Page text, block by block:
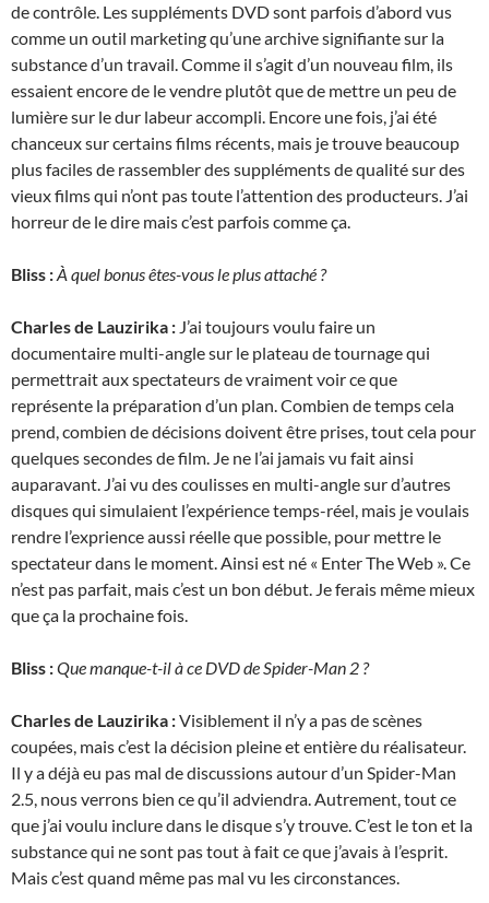
de contrôle. Les suppléments DVD sont parfois d’abord vus
comme un outil marketing qu’une archive signifiante sur la
substance d’un travail. Comme il s’agit d’un nouveau film, ils
essaient encore de le vendre plutôt que de mettre un peu de
lumière sur le dur labeur accompli. Encore une fois, j’ai été
chanceux sur certains films récents, mais je trouve beaucoup
plus faciles de rassembler des suppléments de qualité sur des
vieux films qui n’ont pas toute l’attention des producteurs. J’ai
horreur de le dire mais c’est parfois comme ça.
Bliss :À quel bonus êtes-vous le plus attaché ?
Charles de Lauzirika : J’ai toujours voulu faire un
documentaire multi-angle sur le plateau de tournage qui
permettrait aux spectateurs de vraiment voir ce que
représente la préparation d’un plan. Combien de temps cela
prend, combien de décisions doivent être prises, tout cela pour
quelques secondes de film. Je ne l’ai jamais vu fait ainsi
auparavant. J’ai vu des coulisses en multi-angle sur d’autres
disques qui simulaient l’expérience temps-réel, mais je voulais
rendre l’exprience aussi réelle que possible, pour mettre le
spectateur dans le moment. Ainsi est né « Enter The Web ». Ce
n’est pas parfait, mais c’est un bon début. Je ferais même mieux
que ça la prochaine fois.
Bliss :Que manque-t-il à ce DVD de Spider-Man 2 ?
Charles de Lauzirika :Visiblement il n’y a pas de scènes
coupées, mais c’est la décision pleine et entière du réalisateur.
Il y a déjà eu pas mal de discussions autour d’un Spider-Man
2.5, nous verrons bien ce qu’il adviendra. Autrement, tout ce
que j’ai voulu inclure dans le disque s’y trouve. C’est le ton et la
substance qui ne sont pas tout à fait ce que j’avais à l’esprit.
Mais c’est quand même pas mal vu les circonstances.